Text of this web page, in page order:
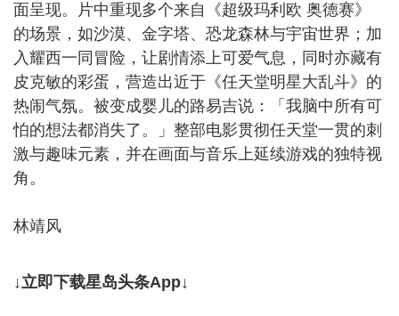
面呈现。片中重现多个来自《超级玛利欧 奥德赛》
的场景，如沙漠、金字塔、恐龙森林与宇宙世界；加
入耀西一同冒险，让剧情添上可爱气息，同时亦藏有
皮克敏的彩蛋，营造出近于《任天堂明星大乱斗》的
热闹气氛。被变成婴儿的路易吉说：「我脑中所有可
怕的想法都消失了。」整部电影贯彻任天堂一贯的刺
激与趣味元素，并在画面与音乐上延续游戏的独特视
角。
林靖风
↓立即下载星岛头条App↓